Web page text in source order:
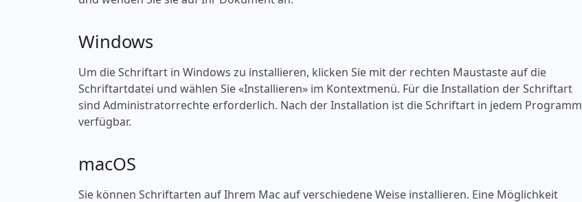
Windows
Um die Schriftart in Windows zu installieren, klicken Sie mit der rechten Maustaste auf die
Schriftartdatei und wählen Sie «‎Installieren» im Kontextmenü. Für die Installation der Schriftart
sind Administratorrechte erforderlich. Nach der Installation ist die Schriftart in jedem Programm
verfügbar.
macOS
Sie können Schriftarten auf Ihrem Mac auf verschiedene Weise installieren. Eine Möglichkeit